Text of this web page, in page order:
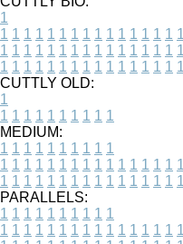
1
1 1 1 1 1 1 1 1 1 1 1 1 1 1 1 1
1 1 1 1 1 1 1 1 1 1 1 1 1 1 1 1
1 1 1 1 1 1 1 1 1 1 1 1 1 1 1 1
CUTTLY OLD:
1
1 1 1 1 1 1 1 1 1 1
MEDIUM:
1 1 1 1 1 1 1 1 1 1
1 1 1 1 1 1 1 1 1 1 1 1 1 1 1 1
1 1 1 1 1 1 1 1 1 1 1 1 1 1 1 1
PARALLELS:
1 1 1 1 1 1 1 1 1 1
1 1 1 1 1 1 1 1 1 1 1 1 1 1 1 1